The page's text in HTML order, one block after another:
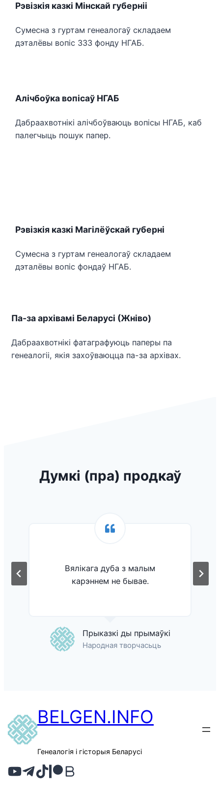
Рэвізкія казкі Мінскай губерніі
Сумесна з гуртам генеалогаў складаем
дэталёвы вопіс 333 фонду НГАБ.
Алічбоўка вопісаў НГАБ
Дабраахвотнікі алічбоўваюць вопісы НГАБ, каб
палегчыць пошук папер.
Рэвізкія казкі Магілёўскай губерні
Сумесна з гуртам генеалогаў складаем
дэталёвы вопіс фондаў НГАБ.
Па-за архівамі Беларусі (Жніво)
Дабраахвотнікі фатаграфуюць паперы па
генеалогіі, якія захоўваюцца па-за архівах.
Думкі (пра) продкаў
Вялікага дуба з малым
карэннем не бывае.
Прыказкі ды прымаўкі
Народная творчасьць
BELGEN.INFO
Генеалогія і гісторыя Беларусі